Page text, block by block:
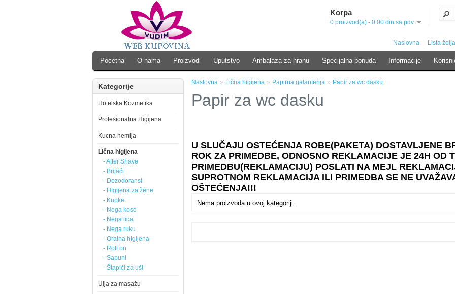
Korpa
0 proizvod(a) - 0.00 din sa pdv
Naslovna Lista
Pocetna O nama Proizvodi Uputstvo Ambalaza za hranu Specijalna ponuda Informacije
Kategorije
Hotelska Kozmetika
Profesionalna Higijena
Kucna hemija
Lična higijena
- After Shave
- Brijači
- Dezodoransi
- Higijena za žene
- Kupke
- Nega kose
- Nega lica
- Nega ruku
- Oralna higijena
- Roll on
- Sapuni
- Štapići za uši
Ulja za masažu
Naslovna » Lična higijena » Papirna galanterija » Papir za wc dasku
Papir za wc dasku
U SLUČAJU OSTEĆENJA ROBE(PAKETA) DOSTAVLJENE
ROK ZA PRIMEDBE, ODNOSNO REKLAMACIJE JE 24H OD
PRIMEDBU(REKLAMACIJU) POSLATI NA MEJL
SUPROTNOM REKLAMACIJA ILI PRIMEDBA SE NE
OŠTEĆENJA!!!
Nema proizvoda u ovoj kategoriji.